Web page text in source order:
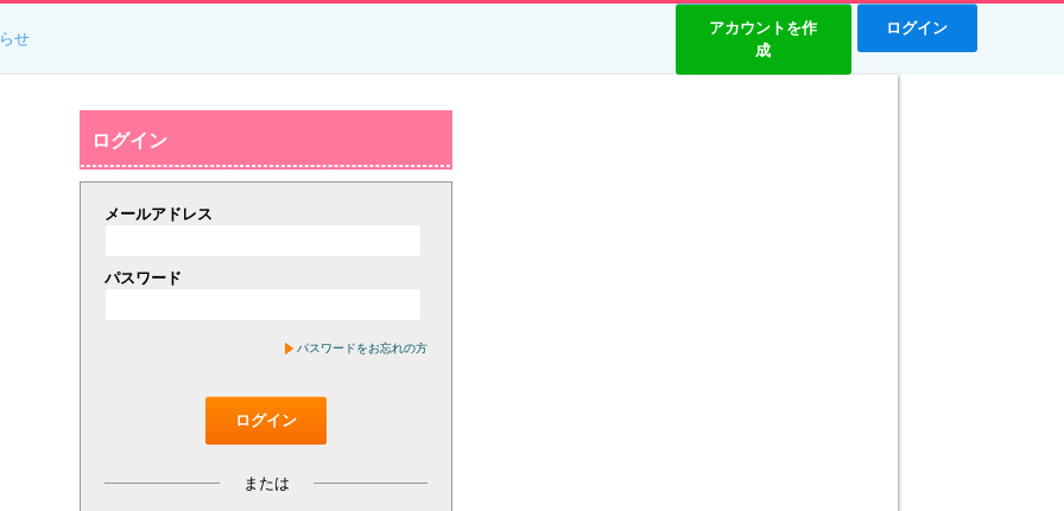
せ
アカウントを作
成
ログイン
ログイン
メールアドレス
パスワード
パスワードをお忘れの方
ログイン
または